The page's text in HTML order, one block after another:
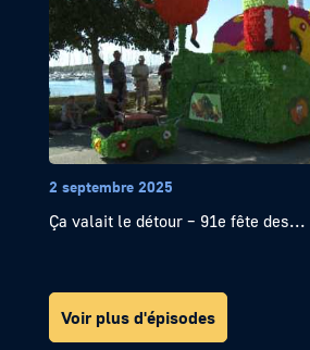
2 septembre 2025
Ça valait le détour – 91e fête des...
Voir plus d'épisodes